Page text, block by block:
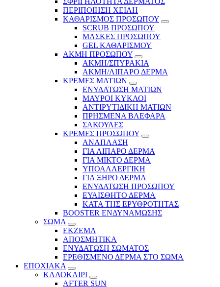
ΠΕΡΙΠΟΙΗΣΗ ΧΕΙΛΗ
ΚΑΘΑΡΙΣΜΟΣ ΠΡΟΣΩΠΟΥ
SCRUB ΠΡΟΣΩΠΟΥ
ΜΑΣΚΕΣ ΠΡΟΣΩΠΟΥ
GEL ΚΑΘΑΡΙΣΜΟΥ
ΑΚΜΗ ΠΡΟΣΩΠΟΥ
ΑΚΜΗ/ΣΠΥΡΑΚΙΑ
ΑΚΜΗ/ΛΙΠΑΡΟ ΔΕΡΜΑ
ΚΡΕΜΕΣ ΜΑΤΙΩΝ
ΕΝΥΔΑΤΩΣΗ ΜΑΤΙΩΝ
ΜΑΥΡΟΙ ΚΥΚΛΟΙ
ΑΝΤΙΡΥΤΙΔΙΚΗ ΜΑΤΙΩΝ
ΠΡΗΣΜΕΝΑ ΒΛΕΦΑΡΑ
ΣΑΚΟΥΛΕΣ
ΚΡΕΜΕΣ ΠΡΟΣΩΠΟΥ
ΑΝΑΠΛΑΣΗ
ΓΙΑ ΛΙΠΑΡΟ ΔΕΡΜΑ
ΓΙΑ ΜΙΚΤΟ ΔΕΡΜΑ
ΥΠΟΑΛΛΕΡΓΙΚΗ
ΓΙΑ ΞΗΡΟ ΔΕΡΜΑ
ΕΝΥΔΑΤΩΣΗ ΠΡΟΣΩΠΟΥ
ΕΥΑΙΣΘΗΤΟ ΔΕΡΜΑ
ΚΑΤΑ ΤΗΣ ΕΡΥΘΡΟΤΗΤΑΣ
BOOSTER ΕΝΔΥΝΑΜΩΣΗΣ
ΣΩΜΑ
ΕΚΖΕΜΑ
ΑΠΟΣΜΗΤΙΚΑ
ΕΝΥΔΑΤΩΣΗ ΣΩΜΑΤΟΣ
ΕΡΕΘΙΣΜΕΝΟ ΔΕΡΜΑ ΣΤΟ ΣΩΜΑ
ΕΠΟΧΙΑΚΑ
ΚΑΛΟΚΑΙΡΙ
AFTER SUN